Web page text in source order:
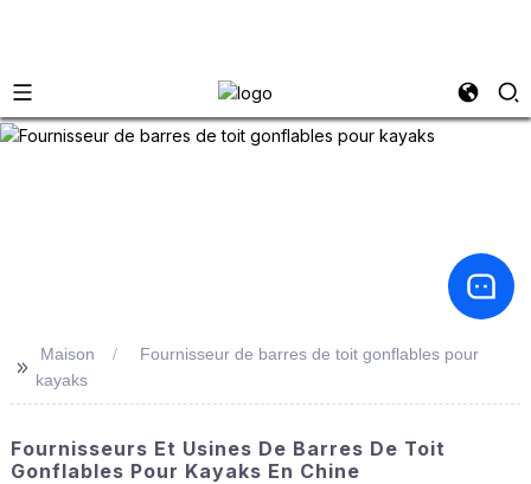
>> Maison
Fournisseur de barres de toit gonflables pour
kayaks
Fournisseurs Et Usines De Barres De Toit
Gonflables Pour Kayaks En Chine